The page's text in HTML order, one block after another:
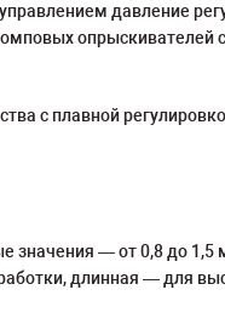
давление
опрыскивателей
с плавной
значения — от 0,8 до
длинная — для